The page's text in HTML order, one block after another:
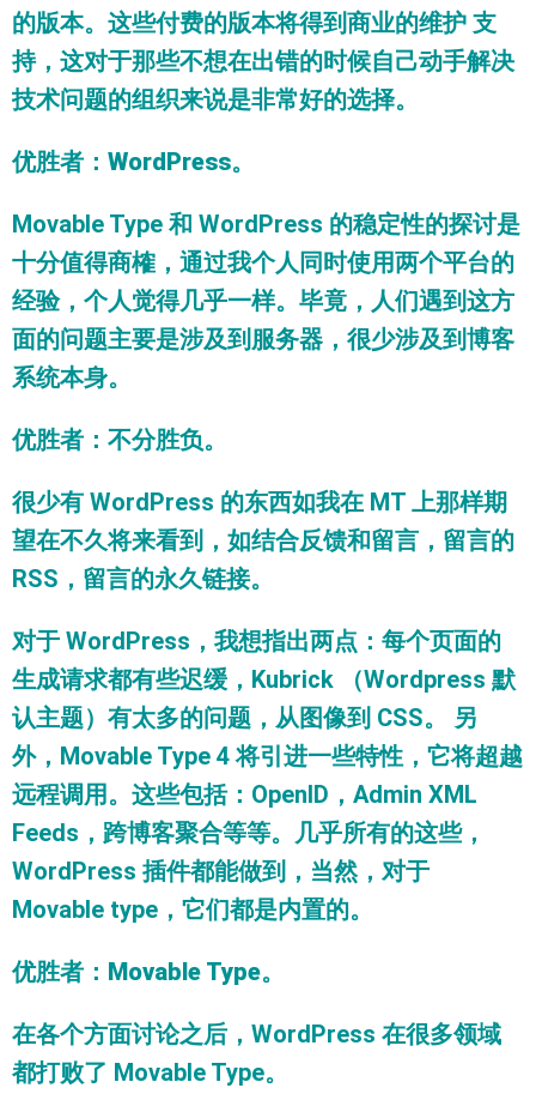
的版本。这些付费的版本将得到商业的维护 支
持，这对于那些不想在出错的时候自己动手解决
技术问题的组织来说是非常好的选择。
优胜者 ： WordPress。
Movable Type 和 WordPress 的稳定性的探讨是
十分值得商榷，通过我个人同时使用两个平台的
经验，个人觉得几乎一样。毕竟，人们遇到这方
面的问题主要是涉及到服务器，很少涉及到博客
系统本身。
优胜者 ： 不分胜负。
很少有 WordPress 的东西如我在 MT 上那样期
望在不久将来看到，如结合反馈和留言，留言的
RSS，留言的永久链接。
对于 WordPress，我想指出两点：每个页面的
生成请求都有些迟缓，Kubrick （Wordpress 默
认主题）有太多的问题，从图像到 CSS。 另
外，Movable Type 4 将引进一些特性，它将超越
远程调用。这些包括：OpenID，Admin XML
Feeds，跨博客聚合等等。几乎所有的这些，
WordPress 插件都能做到，当然，对于
Movable type，它们都是内置的。
优胜者 ： Movable Type。
在各个方面讨论之后，WordPress 在很多领域
都打败了 Movable Type。